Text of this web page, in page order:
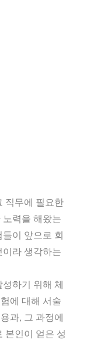
직무에 필요한
력을 해왔는
이 앞으로 회
라 생각하는
하기 위해 체
에 대해 서술
과, 그 과정에
본인이 얻은 성